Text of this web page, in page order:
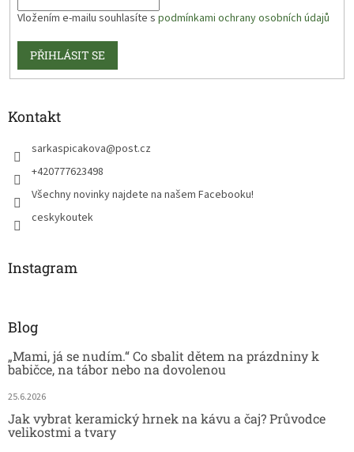
Vložením e-mailu souhlasíte s podmínkami ochrany osobních údajů
PŘIHLÁSIT SE
Kontakt
sarkaspicakova@post.cz
+420777623498
Všechny novinky najdete na našem Facebooku!
ceskykoutek
Instagram
Blog
„Mami, já se nudím.“ Co sbalit dětem na prázdniny k
babičce, na tábor nebo na dovolenou
25.6.2026
Jak vybrat keramický hrnek na kávu a čaj? Průvodce
velikostmi a tvary